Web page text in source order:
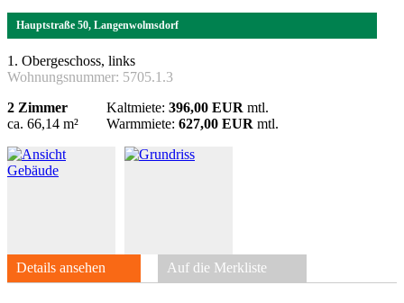
Hauptstraße 50, Langenwolmsdorf
1. Obergeschoss, links
Wohnungsnummer: 5705.1.3
2 Zimmer
ca. 66,14 m²
Kaltmiete: 396,00 EUR mtl.
Warmmiete: 627,00 EUR mtl.
Details ansehen Auf die Merkliste